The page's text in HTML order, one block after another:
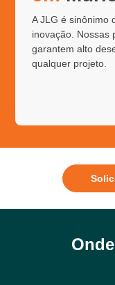
A JLG é sinônimo
inovação. Nossas
garantem alto
qualquer projeto.